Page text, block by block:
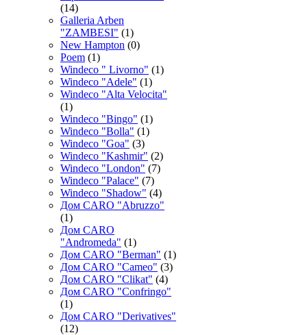
(14)
Galleria Arben
"ZAMBESI" (1)
New Hampton (0)
Poem (1)
Windeco " Livorno" (1)
Windeco "Adele" (1)
Windeco "Alta Velocita"
(1)
Windeco "Bingo" (1)
Windeco "Bolla" (1)
Windeco "Goa" (3)
Windeco "Kashmir" (2)
Windeco "London" (7)
Windeco "Palace" (7)
Windeco "Shadow" (4)
Дом CARO "Abruzzo"
(1)
Дом CARO
"Andromeda" (1)
Дом CARO "Berman" (1)
Дом CARO "Cameo" (3)
Дом CARO "Clikat" (4)
Дом CARO "Confringo"
(1)
Дом CARO "Derivatives"
(12)